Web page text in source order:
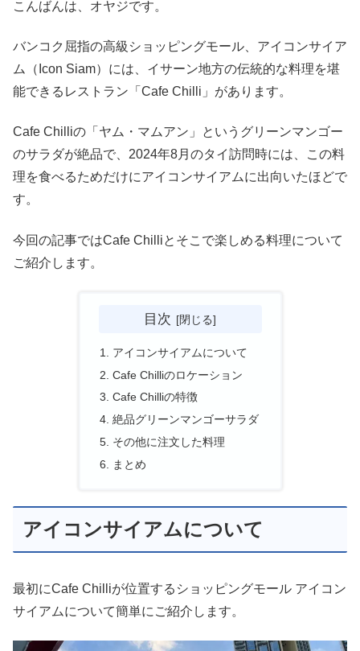
こんばんは、オヤジです。
バンコク屈指の高級ショッピングモール、アイコンサイア
ム（Icon Siam）には、イサーン地方の伝統的な料理を堪
能できるレストラン「Cafe Chilli」があります。
Cafe Chilliの「ヤム・マムアン」というグリーンマンゴー
のサラダが絶品で、2024年8月のタイ訪問時には、この料
理を食べるためだけにアイコンサイアムに出向いたほどで
す。
今回の記事ではCafe Chilliとそこで楽しめる料理について
ご紹介します。
目次
アイコンサイアムについて
Cafe Chilliのロケーション
Cafe Chilliの特徴
絶品グリーンマンゴーサラダ
その他に注文した料理
まとめ
アイコンサイアムについて
最初にCafe Chilliが位置するショッピングモール アイコン
サイアムについて簡単にご紹介します。